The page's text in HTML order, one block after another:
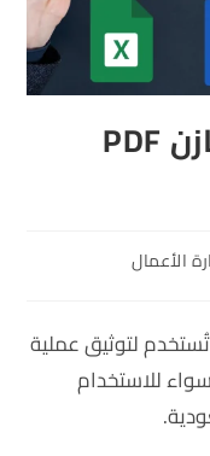
تحميل إذن صرف المخازن PDF
الأعمال
لتوثيق عملية
للاستخدام